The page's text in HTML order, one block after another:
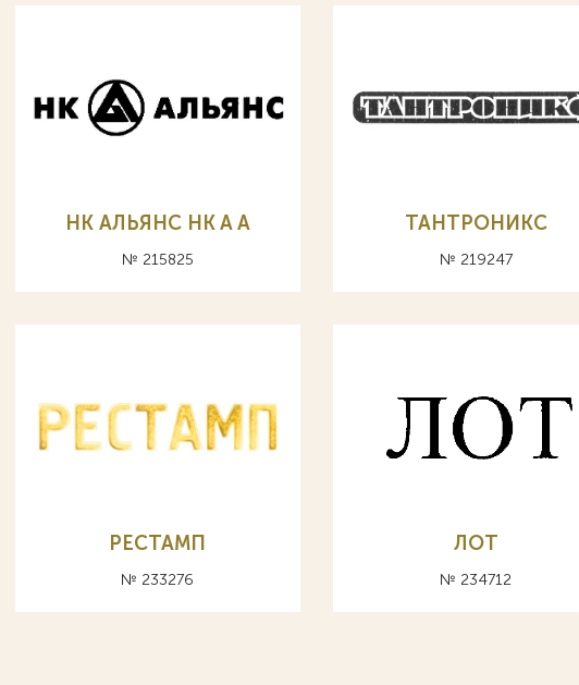
НК АЛЬЯНС HK A А
№ 215825
ТАНТРОНИКС
№ 219247
РЕСТАМП
№ 233276
ЛОТ
№ 234712